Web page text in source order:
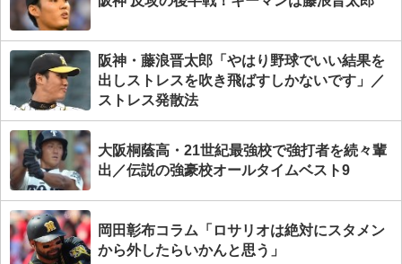
阪神・藤浪晋太郎「やはり野球でいい結果を
出しストレスを吹き飛ばすしかないです」／
ストレス発散法
大阪桐蔭高・21世紀最強校で強打者を続々輩
出／伝説の強豪校オールタイムベスト9
岡田彰布コラム「ロサリオは絶対にスタメン
から外したらいかんと思う」